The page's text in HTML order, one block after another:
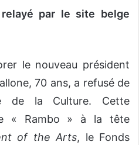
par le site belge
le nouveau président
70 ans, a refusé de
de la Culture. Cette
« Rambo » à la tête
of the Arts, le Fonds